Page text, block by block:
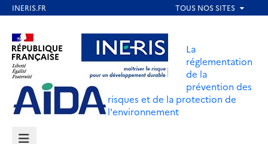
contenu
principal
Aller au contenu Aller au menu
Aller au pied de page
La
réglementation
de la
prévention des
risques et de la protection de
l'environnement
MENU